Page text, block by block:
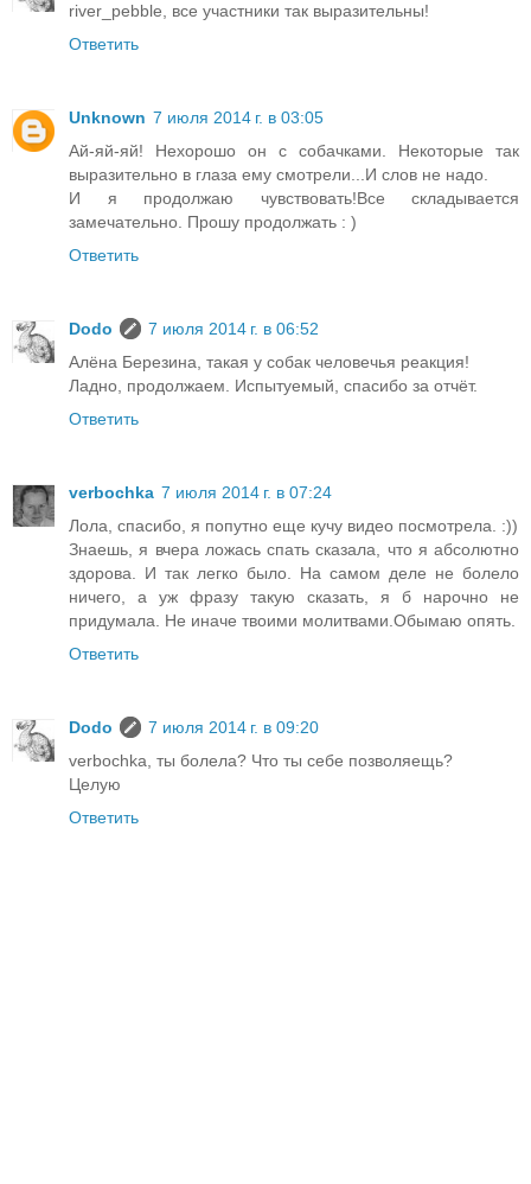
river_pebble, все участники так выразительны!
Ответить
Unknown 7 июля 2014 г. в 03:05
Ай-яй-яй! Нехорошо он с собачками. Некоторые так
выразительно в глаза ему смотрели...И слов не надо.
И я продолжаю чувствовать!Все складывается
замечательно. Прошу продолжать : )
Ответить
Dodo
7 июля 2014 г. в 06:52
Алёна Березина, такая у собак человечья реакция!
Ладно, продолжаем. Испытуемый, спасибо за отчёт.
Ответить
verbochka 7 июля 2014 г. в 07:24
Лола, спасибо, я попутно еще кучу видео посмотрела. :))
Знаешь, я вчера ложась спать сказала, что я абсолютно
здорова. И так легко было. На самом деле не болело
ничего, а уж фразу такую сказать, я б нарочно не
придумала. Не иначе твоими молитвами.Обымаю опять.
Ответить
Dodo
7 июля 2014 г. в 09:20
verbochka, ты болела? Что ты себе позволяещь?
Целую
Ответить